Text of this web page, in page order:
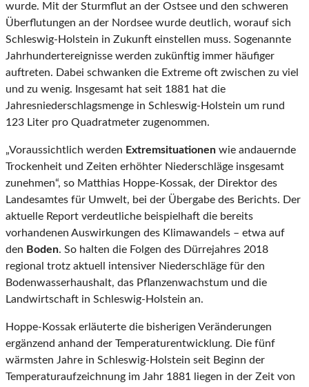
wurde. Mit der Sturmflut an der Ostsee und den schweren
Überflutungen an der Nordsee wurde deutlich, worauf sich
Schleswig-Holstein in Zukunft einstellen muss. Sogenannte
Jahrhundertereignisse werden zukünftig immer häufiger
auftreten. Dabei schwanken die Extreme oft zwischen zu viel
und zu wenig. Insgesamt hat seit 1881 hat die
Jahresniederschlagsmenge in Schleswig-Holstein um rund
123 Liter pro Quadratmeter zugenommen.
„Voraussichtlich werden Extremsituationen wie andauernde
Trockenheit und Zeiten erhöhter Niederschläge insgesamt
zunehmen“, so Matthias Hoppe-Kossak, der Direktor des
Landesamtes für Umwelt, bei der Übergabe des Berichts. Der
aktuelle Report verdeutliche beispielhaft die bereits
vorhandenen Auswirkungen des Klimawandels – etwa auf
den Boden. So halten die Folgen des Dürrejahres 2018
regional trotz aktuell intensiver Niederschläge für den
Bodenwasserhaushalt, das Pflanzenwachstum und die
Landwirtschaft in Schleswig-Holstein an.
Hoppe-Kossak erläuterte die bisherigen Veränderungen
ergänzend anhand der Temperaturentwicklung. Die fünf
wärmsten Jahre in Schleswig-Holstein seit Beginn der
Temperaturaufzeichnung im Jahr 1881 liegen in der Zeit von